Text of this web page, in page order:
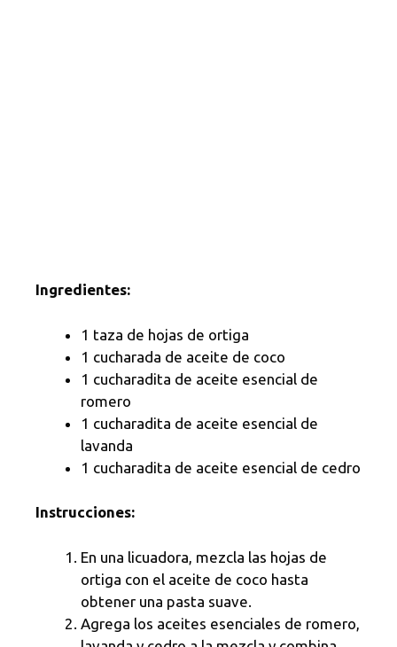
Ingredientes:
1 taza de hojas de ortiga
1 cucharada de aceite de coco
1 cucharadita de aceite esencial de
romero
1 cucharadita de aceite esencial de
lavanda
1 cucharadita de aceite esencial de cedro
Instrucciones:
En una licuadora, mezcla las hojas de
ortiga con el aceite de coco hasta
obtener una pasta suave.
Agrega los aceites esenciales de romero,